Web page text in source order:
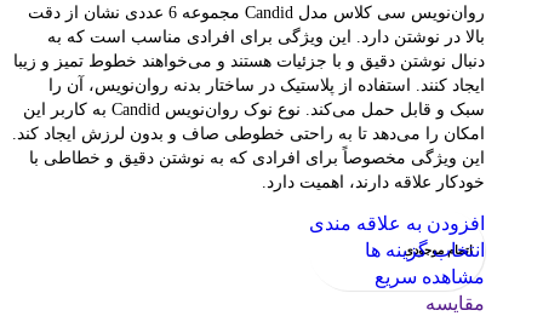
روان‌نویس سی کلاس مدل Candid مجموعه 6 عددی نشان از دقت
بالا در نوشتن دارد. این ویژگی برای افرادی مناسب است که به
دنبال نوشتن دقیق و با جزئیات هستند و می‌خواهند خطوط تمیز و زیبا
ایجاد کنند. استفاده از پلاستیک در ساختار بدنه روان‌نویس، آن را
سبک و قابل حمل می‌کند. نوع نوک روان‌نویس Candid به کاربر این
امکان را می‌دهد تا به راحتی خطوطی صاف و بدون لرزش ایجاد کند.
این ویژگی مخصوصاً برای افرادی که به نوشتن دقیق و خطاطی با
خودکار علاقه دارند، اهمیت دارد.
افزودن به علاقه مندی
انتخاب گزینه ها
مشاهده سریع
اتمام موجودی
مقایسه